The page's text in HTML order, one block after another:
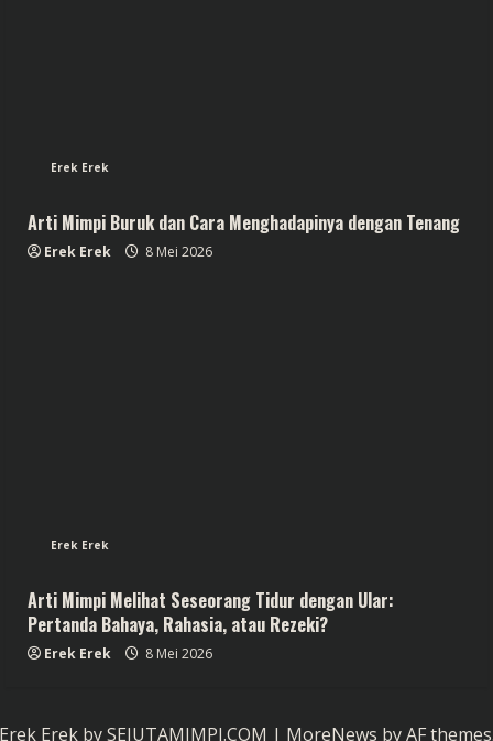
Erek Erek
Arti Mimpi Buruk dan Cara Menghadapinya dengan Tenang
Erek Erek 8 Mei 2026
Erek Erek
Arti Mimpi Melihat Seseorang Tidur dengan Ular:
Pertanda Bahaya, Rahasia, atau Rezeki?
Erek Erek 8 Mei 2026
Erek by SEJUTAMIMPI.COM | MoreNews by AF